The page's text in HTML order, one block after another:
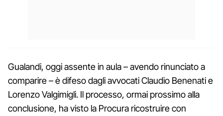
Gualandi, oggi assente in aula – avendo rinunciato a
comparire – è difeso dagli avvocati Claudio Benenati e
Lorenzo Valgimigli. Il processo, ormai prossimo alla
conclusione, ha visto la Procura ricostruire con